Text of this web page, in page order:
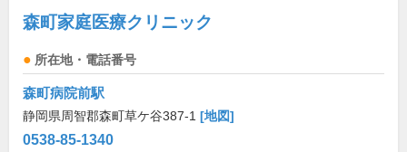
森町家庭医療クリニック
所在地・電話番号
森町病院前駅
静岡県周智郡森町草ケ谷387-1 [地図]
0538-85-1340